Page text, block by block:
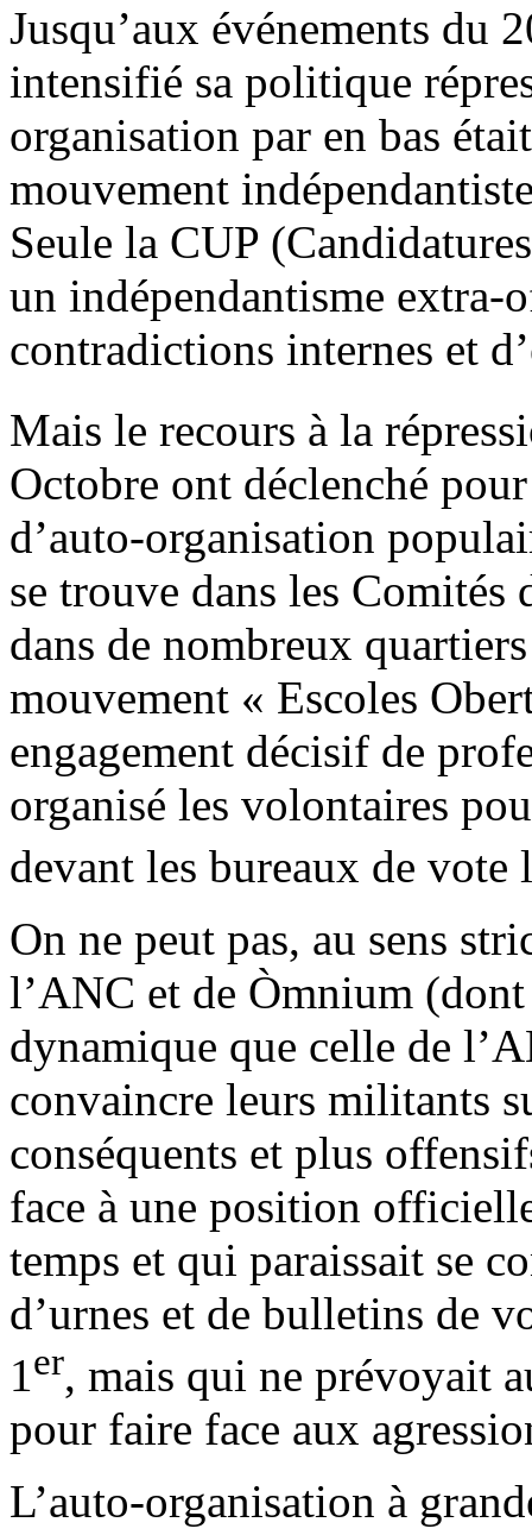
Jusqu’aux événements du
intensifié sa politique
organisation par en bas
mouvement
Seule la CUP
un indépendantisme
contradictions internes et
Mais le recours à la
Octobre ont déclenché
d’auto-organisation
se trouve dans les Comités
dans de nombreux
mouvement « Escoles
engagement décisif de
organisé les volontaires
devant les bureaux de vote
On ne peut pas, au sens
l’ANC et de Òmnium
dynamique que celle de
convaincre leurs militants
conséquents et plus
face à une position
temps et qui paraissait se
d’urnes et de bulletins de
1er, mais qui ne prévoyait
pour faire face aux
L’auto-organisation à